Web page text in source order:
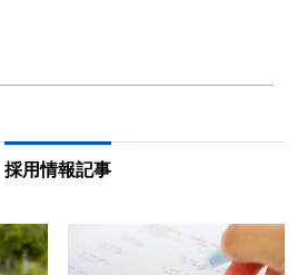
採用情報記事